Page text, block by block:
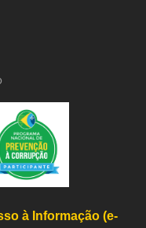
à Informação (e-